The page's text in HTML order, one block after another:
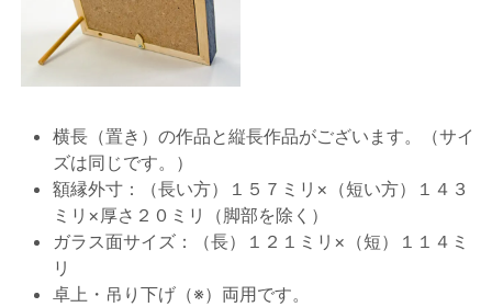
横長（置き）の作品と縦長作品がございます。（サイ
ズは同じです。）
額縁外寸：（長い方）１５７ミリ×（短い方）１４３
ミリ×厚さ２０ミリ（脚部を除く）
ガラス面サイズ：（長）１２１ミリ×（短）１１４ミ
リ
卓上・吊り下げ（※）両用です。